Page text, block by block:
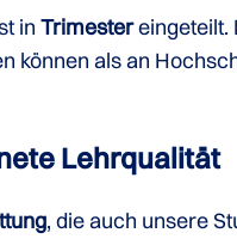
inTrimestereingeteilt.
können als an
Lehrqualität
, die auch unsere